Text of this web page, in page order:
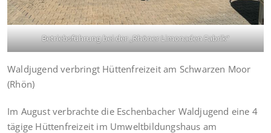
Betriebsführung bei der „Rhöner Limonaden Fabrik“
Waldjugend verbringt Hüttenfreizeit am Schwarzen Moor
(Rhön)
Im August verbrachte die Eschenbacher Waldjugend eine 4
tägige Hüttenfreizeit im Umweltbildungshaus am